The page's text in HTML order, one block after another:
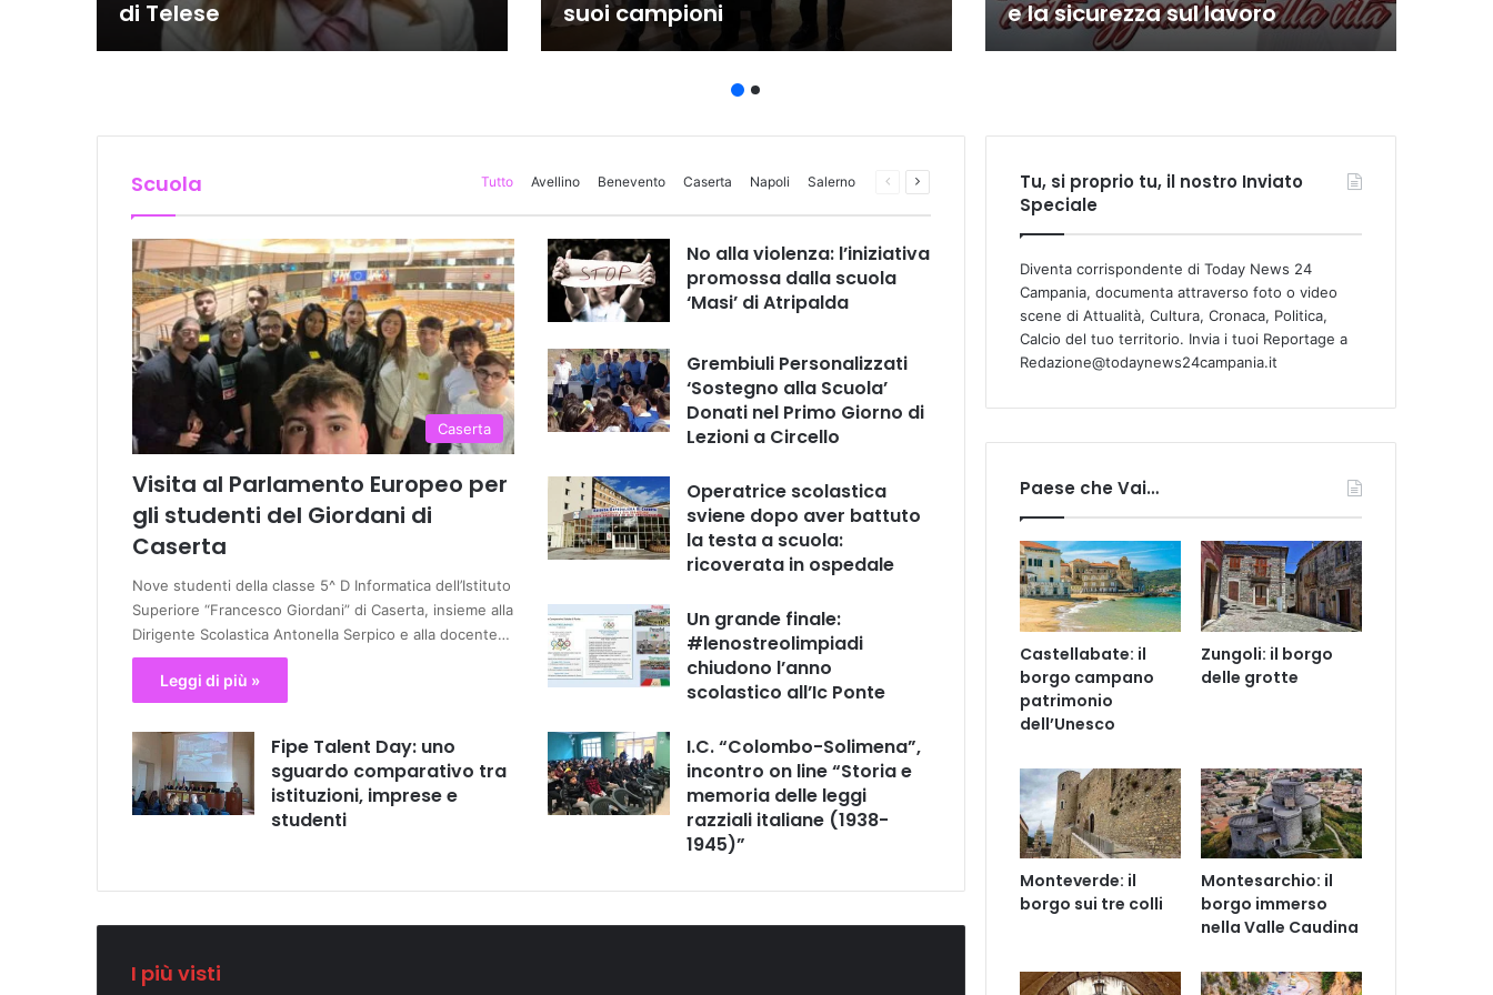
di Telese
suoi campioni
e la sicurezza sul lavoro
Scuola Tutto Avellino Benevento Caserta Napoli Salerno
Pagina
Caserta
Visita al Parlamento Europeo per
gli studenti del Giordani di
Caserta
Nove studenti della classe 5^ D Informatica dell’Istituto
Superiore “Francesco Giordani” di Caserta, insieme alla
Dirigente Scolastica Antonella Serpico e alla docente…
Leggi di più »
No alla violenza: l’iniziativa
promossa dalla scuola
‘Masi’ di Atripalda
Grembiuli Personalizzati
‘Sostegno alla Scuola’
Donati nel Primo Giorno di
Lezioni a Circello
Operatrice scolastica
sviene dopo aver battuto
la testa a scuola:
ricoverata in ospedale
Un grande finale:
#lenostreolimpiadi
chiudono l’anno
scolastico all’Ic Ponte
Fipe Talent Day: uno
sguardo comparativo tra
istituzioni, imprese e
studenti
I.C. “Colombo-Solimena”,
incontro on line “Storia e
memoria delle leggi
razziali italiane (1938-
1945)”
I più visti
Tu, si proprio tu, il nostro Inviato
Speciale
Diventa corrispondente di Today News 24
Campania, documenta attraverso foto o video
scene di Attualità, Cultura, Cronaca, Politica,
Calcio del tuo territorio. Invia i tuoi Reportage a
Redazione@todaynews24campania.it
Paese che Vai…
Castellabate: il
borgo campano
patrimonio
dell’Unesco
Zungoli: il borgo
delle grotte
Monteverde: il
borgo sui tre colli
Montesarchio: il
borgo immerso
nella Valle Caudina